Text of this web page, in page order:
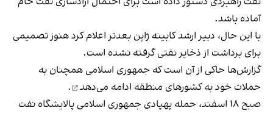
آماده باشد.
با این حال، دبیر ارشد کابینه ژاپن بعدتر اعلام کرد هنوز تصمیمی
برای برداشت از ذخایر نفتی گرفته نشده است.
گزارش‌ها حاکی از آن است که جمهوری اسلامی همچنان به
حملات خود به کشورهای منطقه ادامه می‌دهد
.
صبح ۱۸ اسفند، حمله پهپادی جمهوری اسلامی پالایشگاه نفت